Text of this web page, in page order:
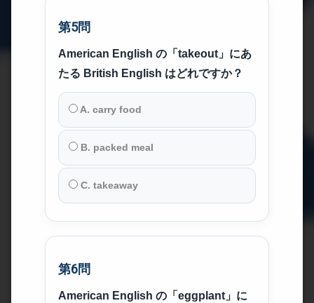
第5問
American English の「takeout」にあ
たる British English はどれですか？
A. carry food
B. packed meal
C. takeaway
第6問
American English の「eggplant」に